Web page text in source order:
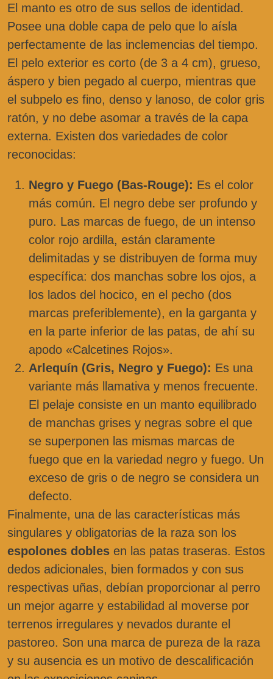
El manto es otro de sus sellos de identidad.
Posee una doble capa de pelo que lo aísla
perfectamente de las inclemencias del tiempo.
El pelo exterior es corto (de 3 a 4 cm), grueso,
áspero y bien pegado al cuerpo, mientras que
el subpelo es fino, denso y lanoso, de color gris
ratón, y no debe asomar a través de la capa
externa. Existen dos variedades de color
reconocidas:
Negro y Fuego (Bas-Rouge): Es el color
más común. El negro debe ser profundo y
puro. Las marcas de fuego, de un intenso
color rojo ardilla, están claramente
delimitadas y se distribuyen de forma muy
específica: dos manchas sobre los ojos, a
los lados del hocico, en el pecho (dos
marcas preferiblemente), en la garganta y
en la parte inferior de las patas, de ahí su
apodo «Calcetines Rojos».
Arlequín (Gris, Negro y Fuego): Es una
variante más llamativa y menos frecuente.
El pelaje consiste en un manto equilibrado
de manchas grises y negras sobre el que
se superponen las mismas marcas de
fuego que en la variedad negro y fuego. Un
exceso de gris o de negro se considera un
defecto.
Finalmente, una de las características más
singulares y obligatorias de la raza son los
espolones dobles en las patas traseras. Estos
dedos adicionales, bien formados y con sus
respectivas uñas, debían proporcionar al perro
un mejor agarre y estabilidad al moverse por
terrenos irregulares y nevados durante el
pastoreo. Son una marca de pureza de la raza
y su ausencia es un motivo de descalificación